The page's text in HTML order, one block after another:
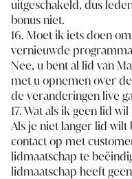
uitgeschakeld, dus
bonus niet.
16. Moet ik iets doen
vernieuwde
Nee, u bent al lid van
met u opnemen over
de veranderingen live
17. Wat als ik geen lid
Als je niet langer lid wilt
contact op met
lidmaatschap te
lidmaatschap heeft